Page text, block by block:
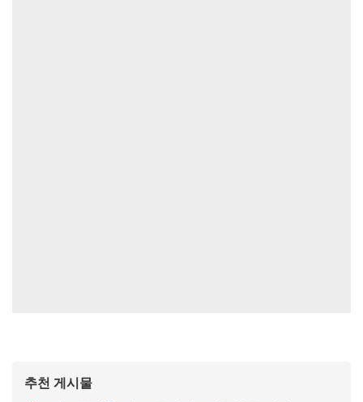
추천 게시물